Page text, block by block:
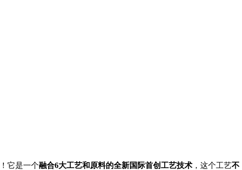
！ 它是一个融合6大工艺和原料的全新国际首创工艺技术 ，这个工艺不